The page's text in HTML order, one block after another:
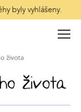
byly vyhlášeny.
života
života